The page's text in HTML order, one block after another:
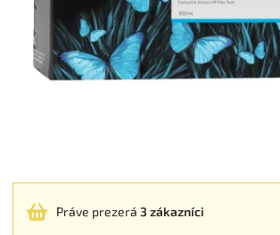
Práve prezerá 3 zákazníci